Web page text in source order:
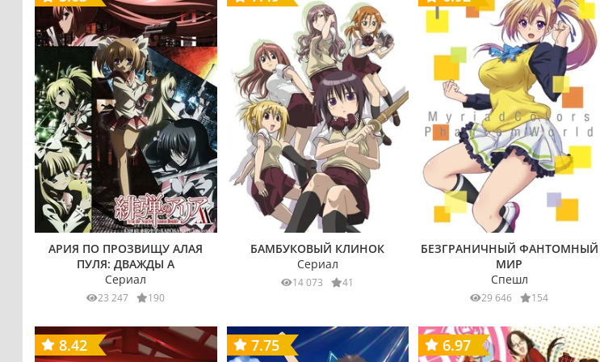
АРИЯ ПО ПРОЗВИЩУ АЛАЯ
ПУЛЯ: ДВАЖДЫ А
Сериал
23 247 190
БАМБУКОВЫЙ КЛИНОК
Сериал
14 073 41
БЕЗГРАНИЧНЫЙ ФАНТОМНЫЙ
МИР
Спешл
29 646 154
8.42 7.75 6.97